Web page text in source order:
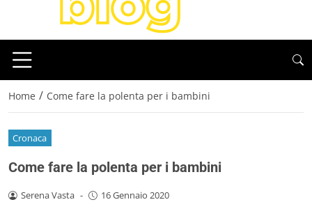
Home / Come fare la polenta per i bambini
Cronaca
Come fare la polenta per i bambini
Serena Vasta - 16 Gennaio 2020